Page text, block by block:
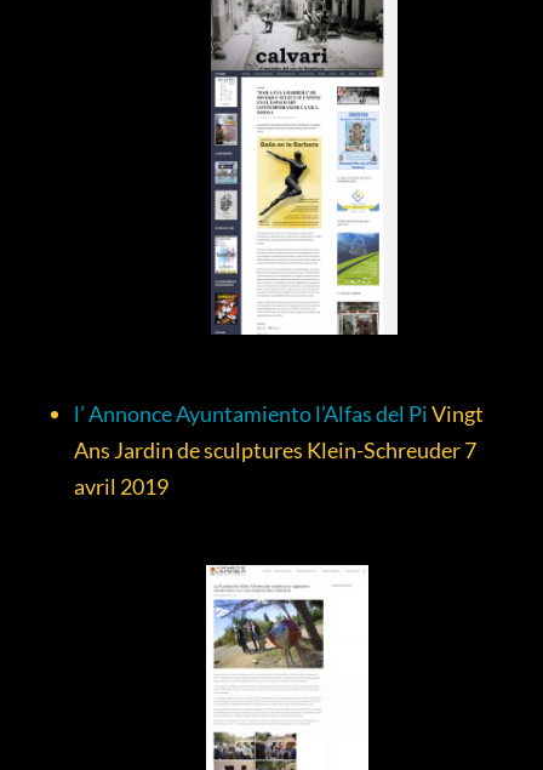
l’ Annonce Ayuntamiento l’Alfas del PiVingt
Ans Jardin de sculptures Klein-Schreuder 7
avril 2019